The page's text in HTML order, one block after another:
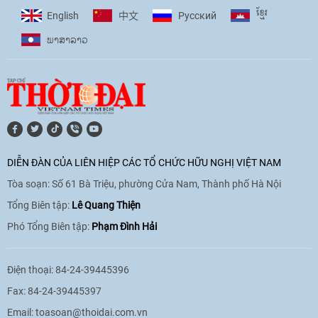
phó với biến đổi khí hậu
17:07|09/06/2026
[Video] Lào dành ưu tiên hàng đầu cho
quan hệ với Việt Nam
11:01 |09/06/2026
[Video] Doanh nghiệp Hoa Kỳ hỗ trợ
Việt Nam xác định danh tính người mất
English 中文 Pусский ខ្មែរ
ພາ​ສາ​ລາວ
DIỄN ĐÀN CỦA LIÊN HIỆP CÁC TỔ CHỨC HỮU NGHỊ VIỆT NAM
Tòa soạn: Số 61 Bà Triệu, phường Cửa Nam, Thành phố Hà Nội
Tổng Biên tập: Lê Quang Thiện
Phó Tổng Biên tập: Phạm Đình Hải
Điện thoại: 84-24-39445396
Fax: 84-24-39445397
Email:toasoan@thoidai.com.vn